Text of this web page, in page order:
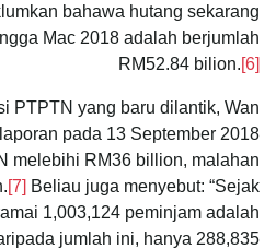
bahawa hutang sekarang
Mac 2018 adalah berjumlah
RM52.84 bilion.[6]
PTPTN yang baru dilantik, Wan
pada 13 September 2018
melebihi RM36 billion, malahan
[7] Beliau juga menyebut: “Sejak
1,003,124 peminjam adalah
jumlah ini, hanya 288,835